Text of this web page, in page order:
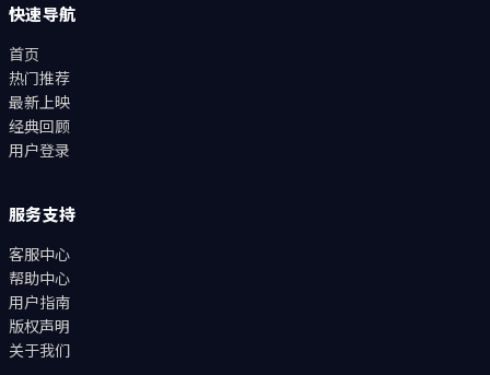
快速导航
首页
热门推荐
最新上映
经典回顾
用户登录
服务支持
客服中心
帮助中心
用户指南
版权声明
关于我们